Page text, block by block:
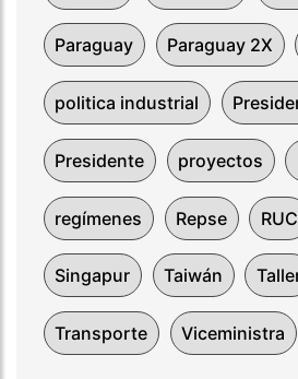
Paraguay Paraguay 2X
politica industrial
Presidente proyectos
regímenes Repse RUC
Singapur Taiwán
Transporte Viceministra